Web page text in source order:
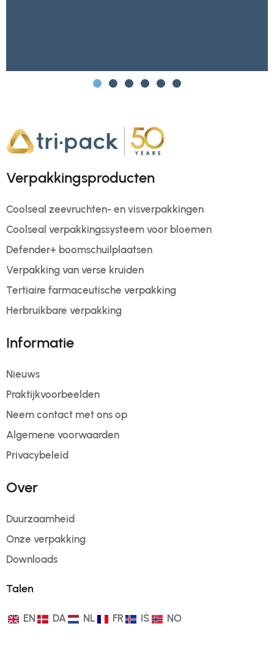
Verpakkingsproducten
Coolseal zeevruchten- en visverpakkingen
Coolseal verpakkingssysteem voor bloemen
Defender+ boomschuilplaatsen
Verpakking van verse kruiden
Tertiaire farmaceutische verpakking
Herbruikbare verpakking
Informatie
Nieuws
Praktijkvoorbeelden
Neem contact met ons op
Algemene voorwaarden
Privacybeleid
Over
Duurzaamheid
Onze verpakking
Downloads
Talen
EN DA NL FR IS NO